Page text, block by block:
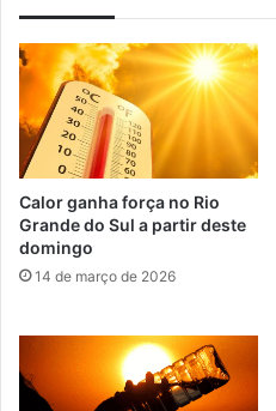
Calor ganha força no Rio
Grande do Sul a partir deste
domingo
14 de março de 2026